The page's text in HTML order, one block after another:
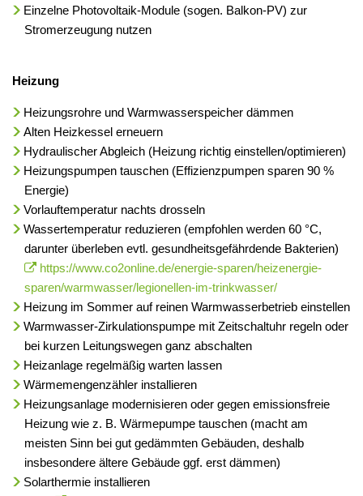
Einzelne Photovoltaik-Module (sogen. Balkon-PV) zur
Stromerzeugung nutzen
Heizung
Heizungsrohre und Warmwasserspeicher dämmen
Alten Heizkessel erneuern
Hydraulischer Abgleich (Heizung richtig einstellen/optimieren)
Heizungspumpen tauschen (Effizienzpumpen sparen 90 %
Energie)
Vorlauftemperatur nachts drosseln
Wassertemperatur reduzieren (empfohlen werden 60 °C,
darunter überleben evtl. gesundheitsgefährdende Bakterien)
https://www.co2online.de/energie-sparen/heizenergie-
sparen/warmwasser/legionellen-im-trinkwasser/
Heizung im Sommer auf reinen Warmwasserbetrieb einstellen
Warmwasser-Zirkulationspumpe mit Zeitschaltuhr regeln oder
bei kurzen Leitungswegen ganz abschalten
Heizanlage regelmäßig warten lassen
Wärmemengenzähler installieren
Heizungsanlage modernisieren oder gegen emissionsfreie
Heizung wie z. B. Wärmepumpe tauschen (macht am
meisten Sinn bei gut gedämmten Gebäuden, deshalb
insbesondere ältere Gebäude ggf. erst dämmen)
Solarthermie installieren